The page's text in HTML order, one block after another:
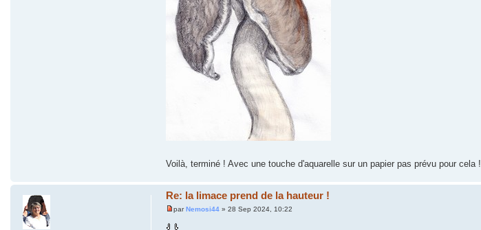
Voilà, terminé ! Avec une touche d'aquarelle sur un papier pas prévu pour cela !
Re: la limace prend de la hauteur !
parNemosi44» 28 Sep 2024, 10:22